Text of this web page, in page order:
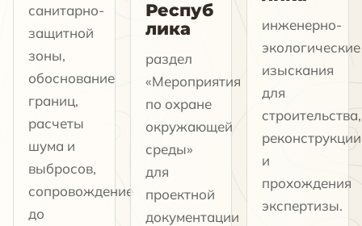
санитарно-
защитной
зоны,
обоснование
границ,
расчеты
шума и
выбросов,
сопровождение
до
Респуб
лика
раздел
«Мероприятия
по охране
окружающей
среды»
для
проектной
документации
инженерно-
экологические
изыскания
для
строительства,
реконструкции
и
прохождения
экспертизы.